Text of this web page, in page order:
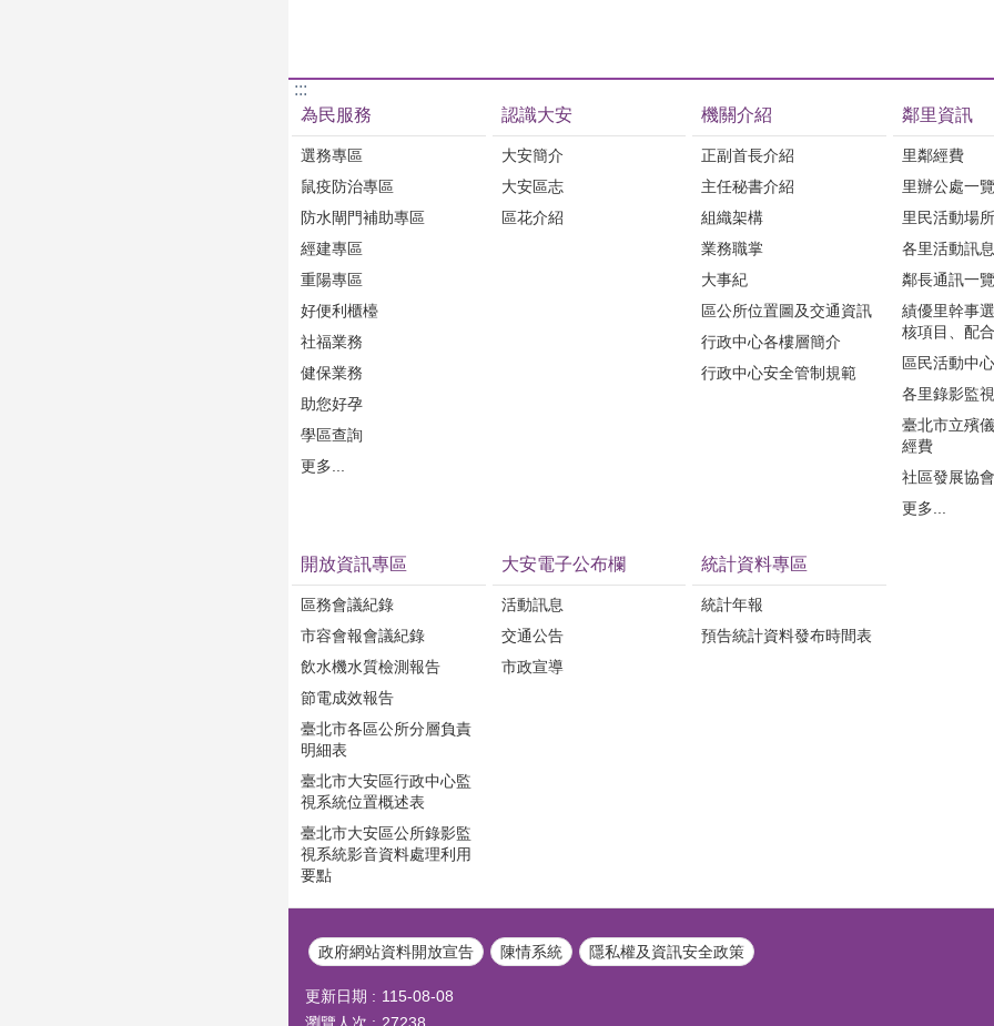
:::
為民服務
選務專區
鼠疫防治專區
防水閘門補助專區
經建專區
重陽專區
好便利櫃檯
社福業務
健保業務
助您好孕
學區查詢
更多...
認識大安
大安簡介
大安區志
區花介紹
機關介紹
正副首長介紹
主任秘書介紹
組織架構
業務職掌
大事紀
區公所位置圖及交通資訊
行政中心各樓層簡介
行政中心安全管制規範
鄰里資訊
里鄰經費
里辦公處一
里民活動場
各里活動訊息
鄰長通訊一
績優里幹事
核項目、配
區民活動中
各里錄影監
臺北市立殯
經費
社區發展協會
更多...
開放資訊專區
區務會議紀錄
市容會報會議紀錄
飲水機水質檢測報告
節電成效報告
臺北市各區公所分層負責
明細表
臺北市大安區行政中心監
視系統位置概述表
臺北市大安區公所錄影監
視系統影音資料處理利用
要點
大安電子公布欄
活動訊息
交通公告
市政宣導
統計資料專區
統計年報
預告統計資料發布時間表
政府網站資料開放宣告 陳情系統 隱私權及資訊安全政策
更新日期
115-08-08